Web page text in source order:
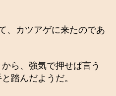
、カツアゲに来たのであ
ら、強気で押せば言う
踏んだようだ。